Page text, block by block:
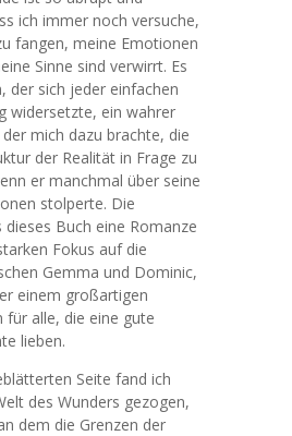
ich immer noch versuche,
fangen, meine Emotionen
Sinne sind verwirrt. Es
der sich jeder einfachen
widersetzte, ein wahrer
mich dazu brachte, die
der Realität in Frage zu
er manchmal über seine
stolperte. Die
dieses Buch eine Romanze
Fokus auf die
Gemma und Dominic,
einem großartigen
für alle, die eine gute
lieben.
Seite fand ich
des Wunders gezogen,
dem die Grenzen der